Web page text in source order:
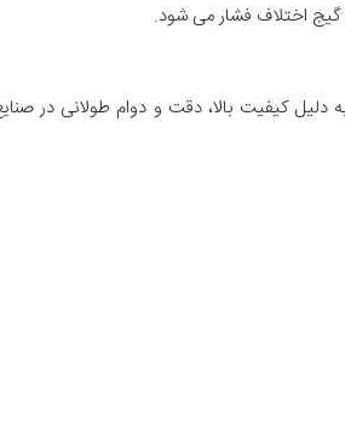
اختلاف فشار می شود.
دلیل کیفیت بالا، دقت و دوام طولانی در